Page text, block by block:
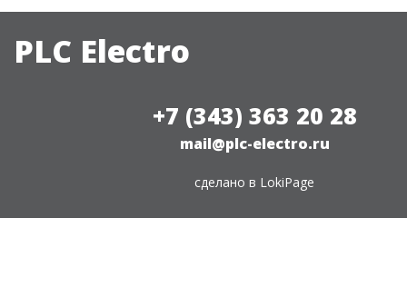
PLC Electro
+7 (343) 363 20 28
mail@plc-electro.ru
сделано в LokiPage